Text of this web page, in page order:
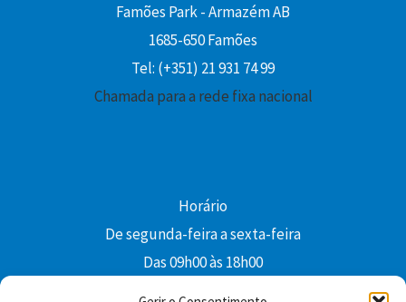
Famões Park - Armazém AB
1685-650 Famões
Tel: (+351) 21 931 74 99
Chamada para a rede fixa nacional
Horário
De segunda-feira a sexta-feira
Das 09h00 às 18h00